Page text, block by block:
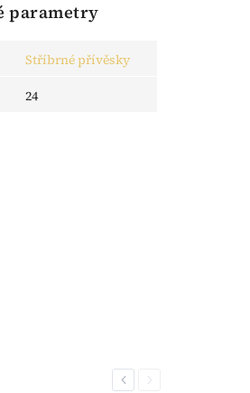
parametry
Stříbrné přívěsky
24
PreviousNext